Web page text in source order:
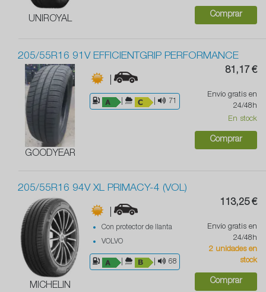
UNIROYAL Comprar
205/55R16 91V EFFICIENTGRIP PERFORMANCE
GOODYEAR
|
71
81,17 €
Envío gratis en
24/48h
En stock
Comprar
205/55R16 94V XL PRIMACY-4 (VOL)
MICHELIN
|
Con protector de llanta
VOLVO
68
113,25 €
Envío gratis en
24/48h
2 unidades en
stock
Comprar